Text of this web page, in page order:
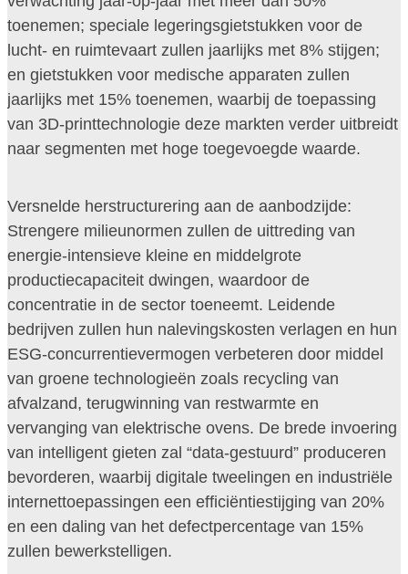
toenemen; speciale legeringsgietstukken voor de
lucht- en ruimtevaart zullen jaarlijks met 8% stijgen;
en gietstukken voor medische apparaten zullen
jaarlijks met 15% toenemen, waarbij de toepassing
van 3D-printtechnologie deze markten verder uitbreidt
naar segmenten met hoge toegevoegde waarde.
Versnelde herstructurering aan de aanbodzijde:
Strengere milieunormen zullen de uittreding van
energie-intensieve kleine en middelgrote
productiecapaciteit dwingen, waardoor de
concentratie in de sector toeneemt. Leidende
bedrijven zullen hun nalevingskosten verlagen en hun
ESG-concurrentievermogen verbeteren door middel
van groene technologieën zoals recycling van
afvalzand, terugwinning van restwarmte en
vervanging van elektrische ovens. De brede invoering
van intelligent gieten zal “data-gestuurd” produceren
bevorderen, waarbij digitale tweelingen en industriële
internettoepassingen een efficiëntiestijging van 20%
en een daling van het defectpercentage van 15%
zullen bewerkstelligen.